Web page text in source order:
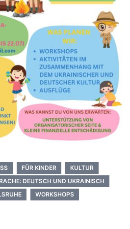
FÜR KINDER
KULTUR
DEUTSCH UND UKRAINISCH
WORKSHOPS